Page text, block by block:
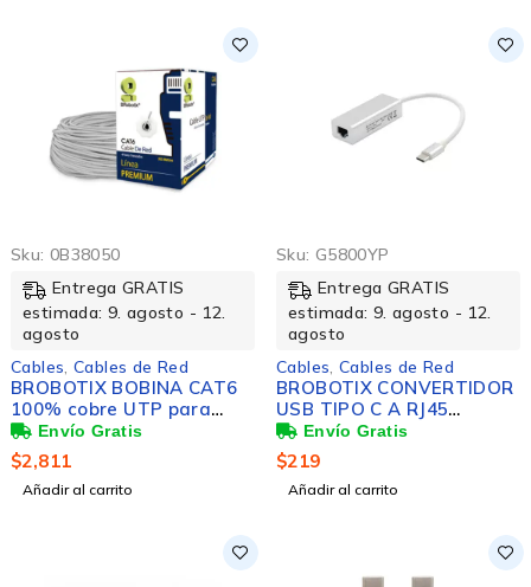
Sku: 0B38050
Entrega GRATIS
estimada: 9. agosto - 12.
agosto
Cables Cables de Red
BROBOTIX BOBINA CAT6
100% cobre UTP para
interiores 305 METROS
COLOR Gris - Rollo Cable
UTP para Red Solida - 4
pares - Instalaciones
$2,811
Añadir al carrito
Sku: G5800YP
Entrega GRATIS
estimada: 9. agosto - 12.
agosto
Cables Cables de Red
BROBOTIX CONVERTIDOR
USB TIPO C A RJ45
GIGABIT V3.0 COLOR
BLANCO - Adaptador
Tarjeta de Red Externa
Gigabit 10/100/1000 UTP -
Hembra - USB Version 3.0
$219
Añadir al carrito